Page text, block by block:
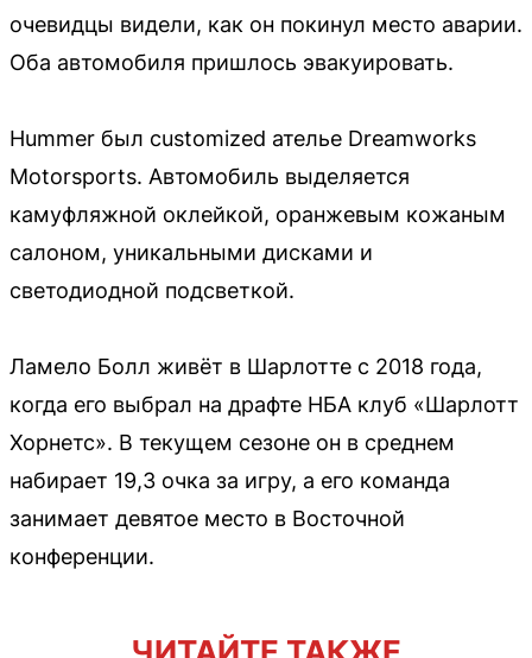
очевидцы видели, как он покинул место аварии.
Оба автомобиля пришлось эвакуировать.
Hummer был customized ателье Dreamworks
Motorsports. Автомобиль выделяется
камуфляжной оклейкой, оранжевым кожаным
салоном, уникальными дисками и
светодиодной подсветкой.
Ламело Болл живёт в Шарлотте с 2018 года,
когда его выбрал на драфте НБА клуб «Шарлотт
Хорнетс». В текущем сезоне он в среднем
набирает 19,3 очка за игру, а его команда
занимает девятое место в Восточной
конференции.